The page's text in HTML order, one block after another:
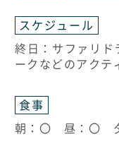
スケジュール
終日：サファリド
ークなどのアクテ
食事
朝：〇 昼：〇